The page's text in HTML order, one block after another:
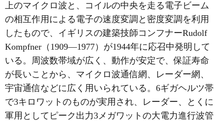
上のマイクロ波と、コイルの中央を走る電子ビーム
の相互作用による電子の速度変調と密度変調を利用
したもので、イギリスの建築技師コンフナーRudolf
Kompfner（1909―1977）が1944年に応召中発明して
いる。周波数帯域が広く、動作が安定で、保証寿命
が長いことから、マイクロ波通信網、レーダー網、
宇宙通信などに広く用いられている。6ギガヘルツ帯
で3キロワットのものが実用され、レーダー、とくに
軍用としてピーク出力3メガワットの大電力進行波管